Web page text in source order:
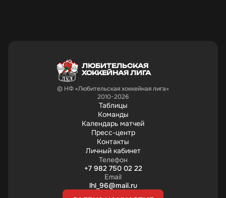
ЛЮБИТЕЛЬСКАЯ
ХОККЕЙНАЯ ЛИГА
© НФ «Любительская хоккейная лига»
2010-2026
Таблицы
Команды
Календарь матчей
Пресс-центр
Контакты
Личный кабинет
Телефон
+7 982 750 02 22
Email
lhl_96@mail.ru